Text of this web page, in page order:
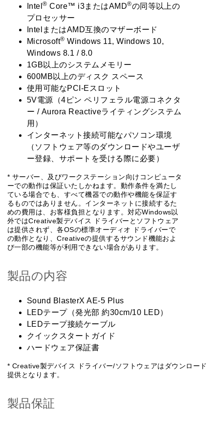
Intel® Core™ i3またはAMD®の同等以上の
プロセッサー
IntelまたはAMD互換のマザーボード
Microsoft® Windows 11, Windows 10,
Windows 8.1 / 8.0
1GB以上のシステムメモリー
600MB以上のディスク スペース
使用可能なPCI-Eスロット
5V電源（4ピン ペリフェラル電源コネクタ
ー / Aurora Reactiveライティングシステム
用）
インターネット接続可能なパソコン環境
（ソフトウェア等のダウンロードやユーザ
ー登録、サポートを受ける際に必要）
* サーバー、及びワークステーション向けコンピュータ
ーでの動作は保証いたしかねます。動作条件を満たし
ている場合でも、すべて機器での動作や機能を保証す
るものではありません。インターネットに接続するた
めの費用は、お客様負担となります。対応Windows以
外ではCreative製デバイス ドライバーとソフトウェア
は提供されず、各OSの標準オーディオ ドライバーで
の動作となり、Creativeの提供するサウンド機能およ
び一部の機能等が利用できない場合があります。
製品の内容
Sound BlasterX AE-5 Plus
LEDテープ（発光部 約30cm/10 LED）
LEDテープ接続ケーブル
クイックスタートガイド
ハードウェア保証書
* Creative製デバイス ドライバー/ソフトウェアはダウンロード
提供となります。
製品保証